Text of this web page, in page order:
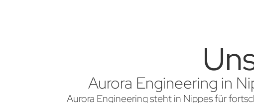
Aurora Engineering in
Aurora Engineering steht in Nippes für